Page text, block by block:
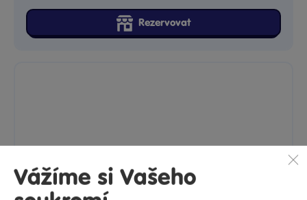
Rezervovat
Vážíme si Vašeho